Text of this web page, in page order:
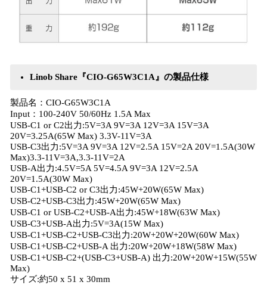
Linob Share『CIO-G65W3C1A』の製品仕様
製品名：CIO-G65W3C1A
Input：100-240V 50/60Hz 1.5A Max
USB-C1 or C2出力:5V=3A 9V=3A 12V=3A 15V=3A
20V=3.25A(65W Max) 3.3V-11V=3A
USB-C3出力:5V=3A 9V=3A 12V=2.5A 15V=2A 20V=1.5A(30W
Max)3.3-11V=3A,3.3-11V=2A
USB-A出力:4.5V=5A 5V=4.5A 9V=3A 12V=2.5A
20V=1.5A(30W Max)
USB-C1+USB-C2 or C3出力:45W+20W(65W Max)
USB-C2+USB-C3出力:45W+20W(65W Max)
USB-C1 or USB-C2+USB-A出力:45W+18W(63W Max)
USB-C3+USB-A出力:5V=3A(15W Max)
USB-C1+USB-C2+USB-C3出力:20W+20W+20W(60W Max)
USB-C1+USB-C2+USB-A 出力:20W+20W+18W(58W Max)
USB-C1+USB-C2+(USB-C3+USB-A) 出力:20W+20W+15W(55W
Max)
サイズ:約50 x 51 x 30mm